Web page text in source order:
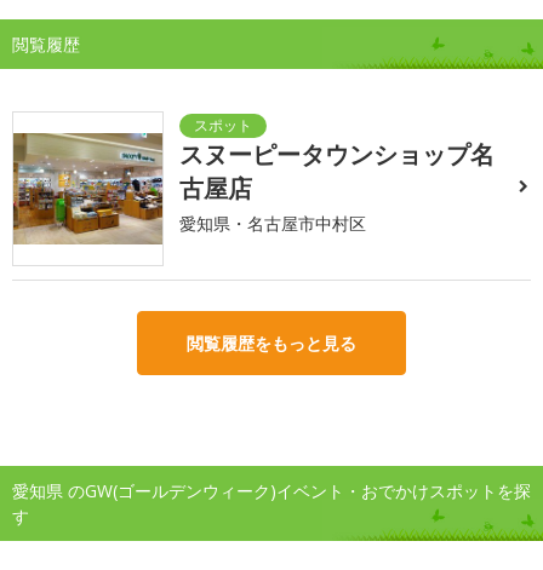
閲覧履歴
スヌーピータウンショップ名
古屋店
愛知県・名古屋市中村区
閲覧履歴をもっと見る
愛知県 のGW(ゴールデンウィーク)イベント・おでかけスポットを探
す